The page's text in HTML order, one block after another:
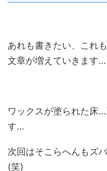
あれも書きたい、これ
文章が増えていきます
ワックスが塗られた床
す…
次回はそこらへんもズ
(笑)